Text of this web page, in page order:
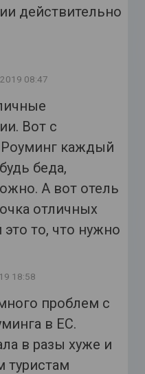
действительно
08:47
Вот с
каждый
беда,
А вот отель
отличных
то, что нужно
18:58
проблем с
в ЕС.
в разы хуже и
туристам